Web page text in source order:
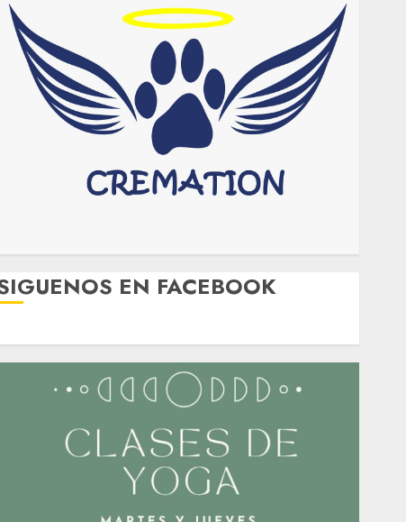
EN FACEBOOK